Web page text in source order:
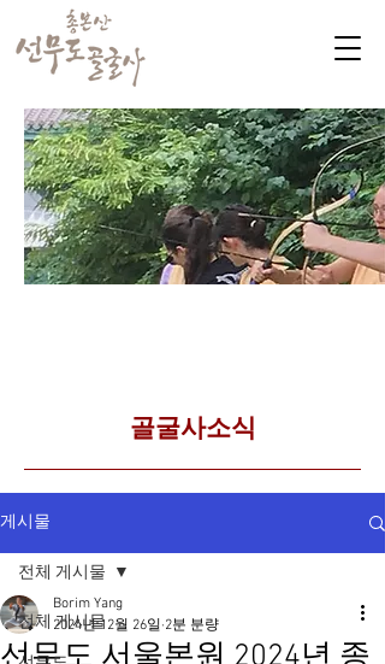
​골굴사소식
게시물
전체 게시물
전체 게시물
Borim Yang
2024년 12월 26일 2분 분량